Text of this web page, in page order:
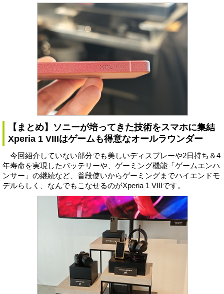
【まとめ】ソニーが培ってきた技術をスマホに集結
Xperia 1 VIIIはゲームも得意なオールラウンダー
今回紹介していない部分でも美しいディスプレーや2日持ち＆4
年寿命を実現したバッテリーや、ゲーミング機能「ゲームエンハ
ンサー」の継続など、普段使いからゲーミングまでハイエンドモ
デルらしく、なんでもこなせるのがXperia 1 VIIIです。